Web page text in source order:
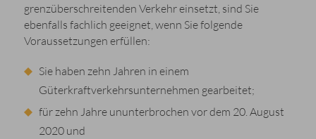
grenzüberschreitenden Verkehr einsetzt, sind Sie
ebenfalls fachlich geeignet, wenn Sie folgende
Voraussetzungen erfüllen:
Sie haben zehn Jahren in einem
Güterkraftverkehrsunternehmen gearbeitet;
für zehn Jahre ununterbrochen vor dem 20. August
2020 und